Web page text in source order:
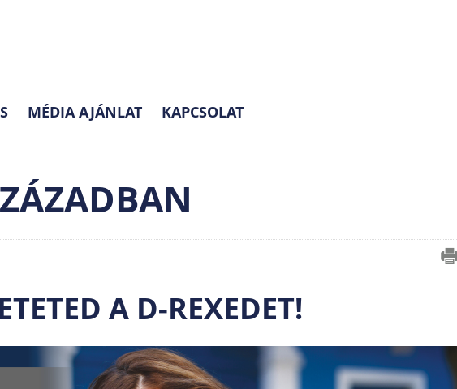
MÉDIA AJÁNLAT KAPCSOLAT
A D-REXEDET!